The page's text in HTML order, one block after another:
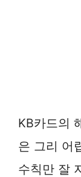
KB카드의
은 그리 어
수칙만 잘